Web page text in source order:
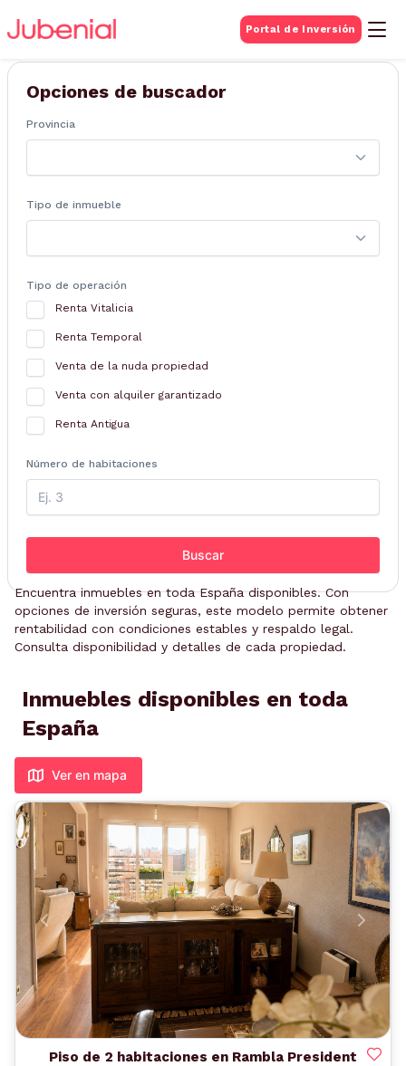
Portal de Inversión
BUSQUEDA DE
Inmuebles
Opciones de buscador
Provincia
Tipo de inmueble
Tipo de operación
Renta Vitalicia
Renta Temporal
Venta de la nuda propiedad
Venta con alquiler garantizado
Renta Antigua
Número de habitaciones
Buscar
Encuentra inmuebles en toda España disponibles. Con
opciones de inversión seguras, este modelo permite obtener
rentabilidad con condiciones estables y respaldo legal.
Consulta disponibilidad y detalles de cada propiedad.
Inmuebles disponibles en toda
España
Ver en mapa
Anterior
Piso de 2 habitaciones en Rambla President